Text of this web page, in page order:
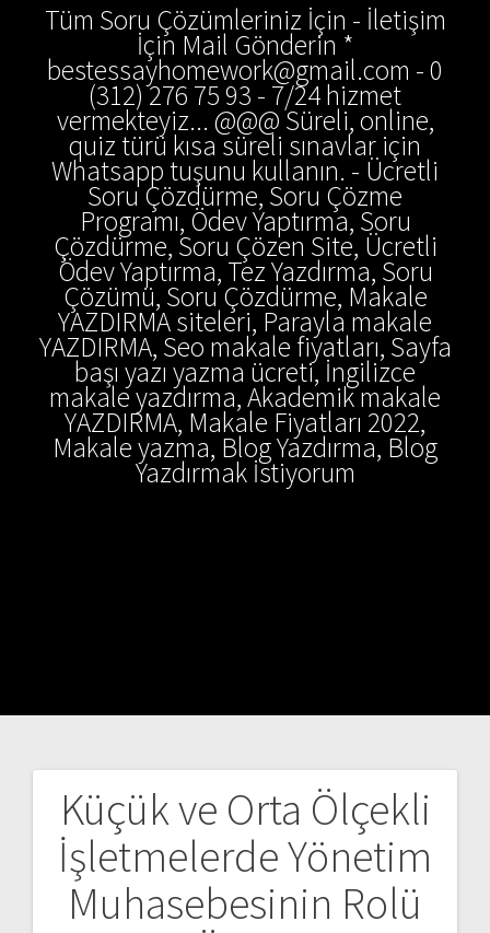
Tüm Soru Çözümleriniz İçin - İletişim
İçin Mail Gönderin *
bestessayhomework@gmail.com - 0
(312) 276 75 93 - 7/24 hizmet
vermekteyiz... @@@ Süreli, online,
quiz türü kısa süreli sınavlar için
Whatsapp tuşunu kullanın. - Ücretli
Soru Çözdürme, Soru Çözme
Programı, Ödev Yaptırma, Soru
Çözdürme, Soru Çözen Site, Ücretli
Ödev Yaptırma, Tez Yazdırma, Soru
Çözümü, Soru Çözdürme, Makale
YAZDIRMA siteleri, Parayla makale
YAZDIRMA, Seo makale fiyatları, Sayfa
başı yazı yazma ücreti, İngilizce
makale yazdırma, Akademik makale
YAZDIRMA, Makale Fiyatları 2022,
Makale yazma, Blog Yazdırma, Blog
Yazdırmak İstiyorum
Küçük ve Orta Ölçekli
İşletmelerde Yönetim
Muhasebesinin Rolü
Yazı
gezinmesi